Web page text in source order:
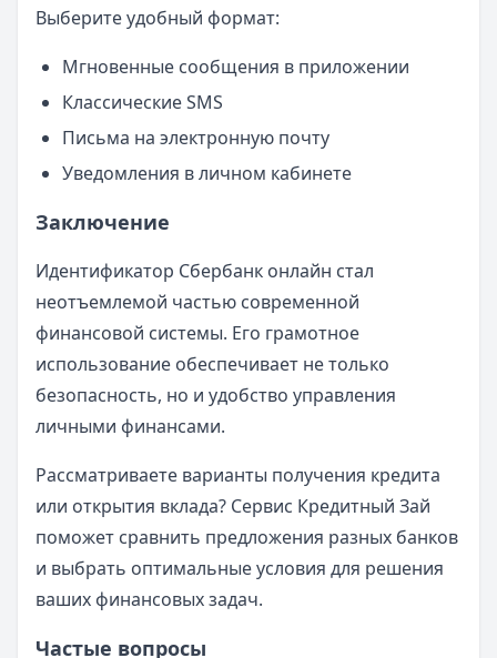
Выберите удобный формат:
Мгновенные сообщения в приложении
Классические SMS
Письма на электронную почту
Уведомления в личном кабинете
Заключение
Идентификатор Сбербанк онлайн стал
неотъемлемой частью современной
финансовой системы. Его грамотное
использование обеспечивает не только
безопасность, но и удобство управления
личными финансами.
Рассматриваете варианты получения кредита
или открытия вклада? Сервис Кредитный Зай
поможет сравнить предложения разных банков
и выбрать оптимальные условия для решения
ваших финансовых задач.
Частые вопросы